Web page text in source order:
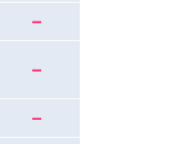
-
-
-